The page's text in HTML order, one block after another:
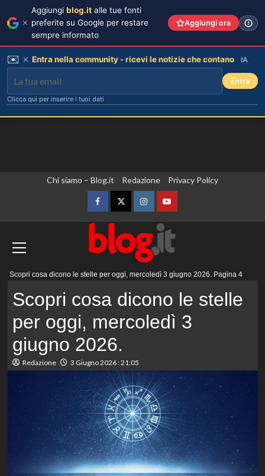
Chi siamo – Blog.it Redazione Privacy Policy
FacebookTwitterInstagramYouTube
Scopri cosa dicono le stelle per oggi, mercoledì 3 giugno 2026. Pagina 4
Scopri cosa dicono le stelle
per oggi, mercoledì 3
giugno 2026.
Redazione 3 Giugno 2026 : 21:05
Aggiungi blog.it alle tue fonti
preferite su Google per restare
sempre informato
Aggiungi ora
✉️ Entra nella community - ricevi le notizie che contano IA
Entra
Clicca qui per inserire i tuoi dati